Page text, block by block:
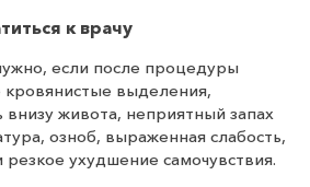
к врачу
если после процедуры
кровянистые выделения,
живота, неприятный запах
озноб, выраженная слабость,
ухудшение самочувствия.